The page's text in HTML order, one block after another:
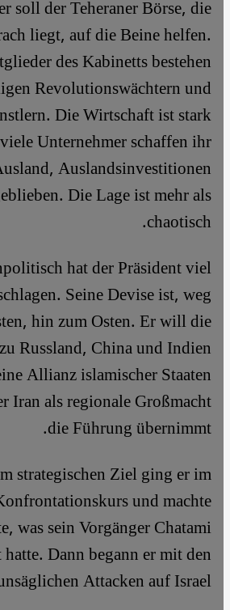
soll der Teheraner Börse, die
liegt, auf die Beine helfen.
des Kabinetts bestehen
Revolutionswächtern und
Die Wirtschaft ist stark
Unternehmer schaffen ihr
Auslandsinvestitionen
Die Lage ist mehr als
chaotisch.
hat der Präsident viel
Seine Devise ist, weg
hin zum Osten. Er will die
Russland, China und Indien
Allianz islamischer Staaten
Iran als regionale Großmacht
die Führung übernimmt.
strategischen Ziel ging er im
und machte
was sein Vorgänger Chatami
Dann begann er mit den
Attacken auf Israel.